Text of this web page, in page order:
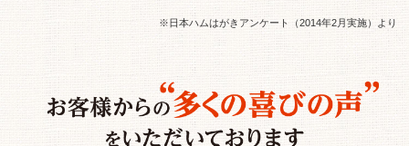
※日本ハムはがきアンケート（2014年2月実施）より